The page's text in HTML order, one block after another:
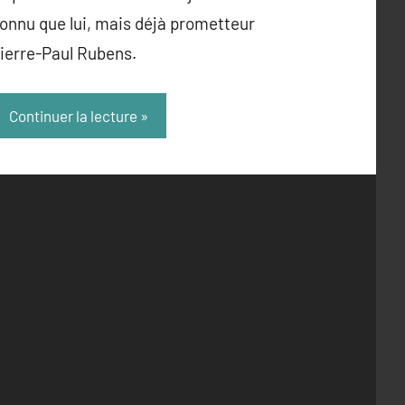
que lui, mais déjà prometteur
Paul Rubens.
Continuer la lecture